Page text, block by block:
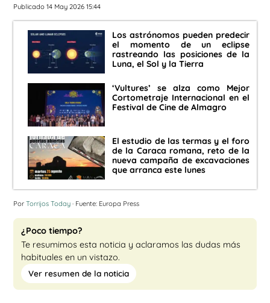
Publicado 14 May 2026 15:44
Los astrónomos pueden predecir
el momento de un eclipse
rastreando las posiciones de la
Luna, el Sol y la Tierra
‘Vultures’ se alza como Mejor
Cortometraje Internacional en el
Festival de Cine de Almagro
El estudio de las termas y el foro
de la Caraca romana, reto de la
nueva campaña de excavaciones
que arranca este lunes
Por Torrijos Today · Fuente: Europa Press
¿Poco tiempo?
Te resumimos esta noticia y aclaramos las dudas más
habituales en un vistazo.
Ver resumen de la noticia